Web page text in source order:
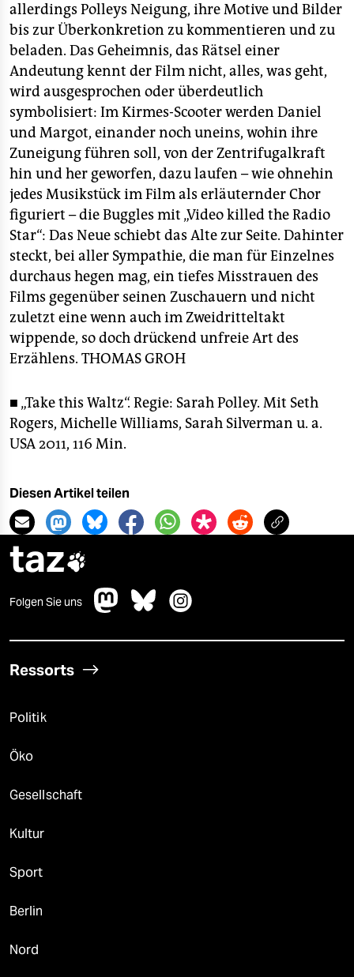
allerdings Polleys Neigung, ihre Motive und Bilder
bis zur Überkonkretion zu kommentieren und zu
beladen. Das Geheimnis, das Rätsel einer
Andeutung kennt der Film nicht, alles, was geht,
wird ausgesprochen oder überdeutlich
symbolisiert: Im Kirmes-Scooter werden Daniel
und Margot, einander noch uneins, wohin ihre
Zuneigung führen soll, von der Zentrifugalkraft
hin und her geworfen, dazu laufen – wie ohnehin
jedes Musikstück im Film als erläuternder Chor
figuriert – die Buggles mit „Video killed the Radio
Star“: Das Neue schiebt das Alte zur Seite. Dahinter
steckt, bei aller Sympathie, die man für Einzelnes
durchaus hegen mag, ein tiefes Misstrauen des
Films gegenüber seinen Zuschauern und nicht
zuletzt eine wenn auch im Zweidritteltakt
wippende, so doch drückend unfreie Art des
Erzählens. THOMAS GROH
■ „Take this Waltz“. Regie: Sarah Polley. Mit Seth
Rogers, Michelle Williams, Sarah Silverman u. a.
USA 2011, 116 Min.
Diesen Artikel teilen
taz
Folgen Sie uns
Ressorts
Politik
Öko
Gesellschaft
Kultur
Sport
Berlin
Nord